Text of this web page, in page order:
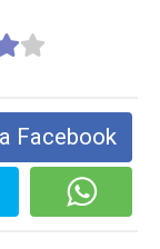
Facebook